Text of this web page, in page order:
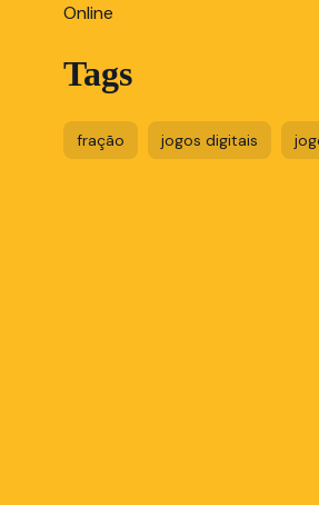
Online
Tags
fração jogos digitais